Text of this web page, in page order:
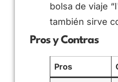
bolsa de viaje
también sirve
Pros y Contras
Pros